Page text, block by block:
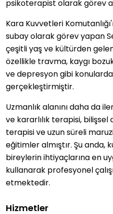
psikoterapist olarak görev
Kara Kuvvetleri
subay olarak görev yapan
çeşitli yaş ve kültürden
özellikle travma, kaygı
ve depresyon gibi
gerçekleştirmiştir.
Uzmanlık alanını daha da
ve kararlılık terapisi, bilişsel
terapisi ve uzun süreli
eğitimler almıştır. Şu anda,
bireylerin ihtiyaçlarına en
kullanarak profesyonel
etmektedir.
Hizmetler